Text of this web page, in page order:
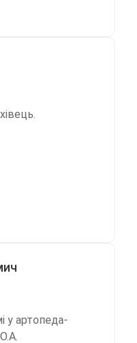
у артопеда-